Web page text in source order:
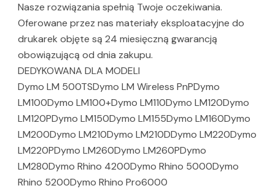
Nasze rozwiązania spełnią Twoje oczekiwania.
Oferowane przez nas materiały eksploatacyjne do
drukarek objęte są 24 miesięczną gwarancją
obowiązującą od dnia zakupu.
DEDYKOWANA DLA MODELI
Dymo LM 500TSDymo LM Wireless PnPDymo
LM100Dymo LM100+Dymo LM110Dymo LM120Dymo
LM120PDymo LM150Dymo LM155Dymo LM160Dymo
LM200Dymo LM210Dymo LM210DDymo LM220Dymo
LM220PDymo LM260Dymo LM260PDymo
LM280Dymo Rhino 4200Dymo Rhino 5000Dymo
Rhino 5200Dymo Rhino Pro6000